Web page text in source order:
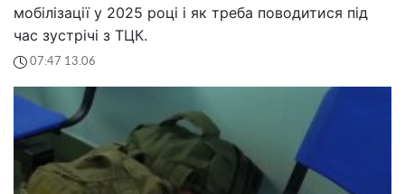
мобілізації у 2025 році і як треба поводитися під
час зустрічі з ТЦК.
07:47 13.06